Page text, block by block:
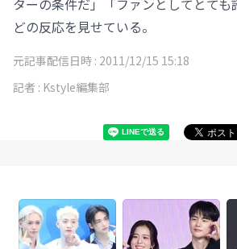
ターの条件だ」「ファンとしてとて
どの反応を見せている。
元記事配信日時 : 2011/12/15 15:18
記者 : Kstyle編集部